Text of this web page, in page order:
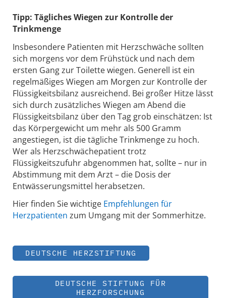
Tipp: Tägliches Wiegen zur Kontrolle der
Trinkmenge
Insbesondere Patienten mit Herzschwäche sollten
sich morgens vor dem Frühstück und nach dem
ersten Gang zur Toilette wiegen. Generell ist ein
regelmäßiges Wiegen am Morgen zur Kontrolle der
Flüssigkeitsbilanz ausreichend. Bei großer Hitze lässt
sich durch zusätzliches Wiegen am Abend die
Flüssigkeitsbilanz über den Tag grob einschätzen: Ist
das Körpergewicht um mehr als 500 Gramm
angestiegen, ist die tägliche Trinkmenge zu hoch.
Wer als Herzschwächepatient trotz
Flüssigkeitszufuhr abgenommen hat, sollte – nur in
Abstimmung mit dem Arzt – die Dosis der
Entwässerungsmittel herabsetzen.
Hier finden Sie wichtige Empfehlungen für
Herzpatienten zum Umgang mit der Sommerhitze.
DEUTSCHE HERZSTIFTUNG
DEUTSCHE STIFTUNG FÜR
HERZFORSCHUNG